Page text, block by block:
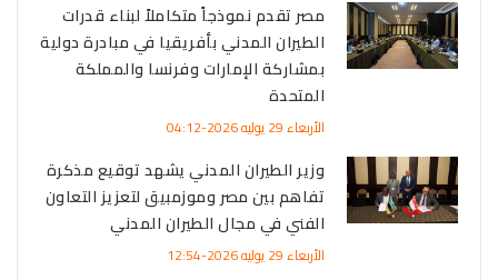
مصر تقدم نموذجاً متكاملاً لبناء قدرات
الطيران المدني بأفريقيا في مبادرة دولية
بمشاركة الإمارات وفرنسا والمملكة
المتحدة
الأربعاء 29 يوليه 2026-04:12
وزير الطيران المدني يشهد توقيع مذكرة
تفاهم بين مصر وموزمبيق لتعزيز التعاون
الفني في مجال الطيران المدني
الأربعاء 29 يوليه 2026-12:54